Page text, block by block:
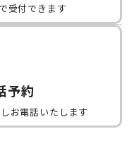
受付できます
予約
お電話いたします